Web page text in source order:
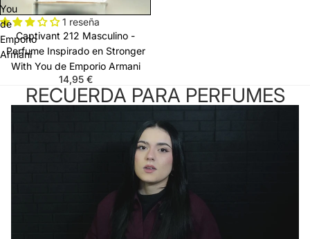
You
de
Emporio
Armani
1 reseña
Captivant 212 Masculino -
Perfume Inspirado en Stronger
With You de Emporio Armani
14,95 €
RECUERDA PARA PERFUMES